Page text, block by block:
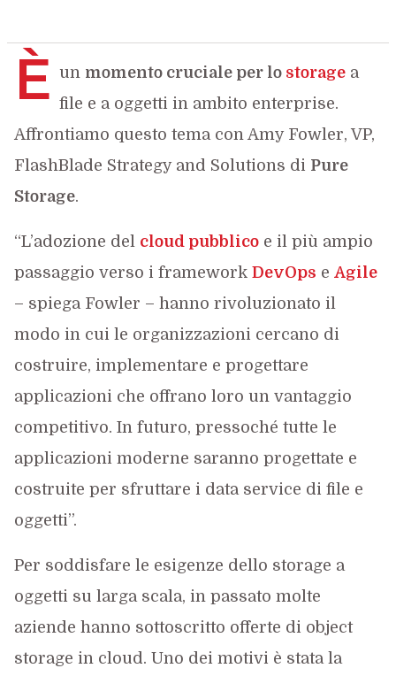
È un momento cruciale per lo storagea
file e a oggetti in ambito enterprise.
Affrontiamo questo tema con Amy Fowler, VP,
FlashBlade Strategy and Solutions di Pure
Storage.
“L’adozione del cloud pubblicoe il più ampio
passaggio verso i framework DevOps e Agile
– spiega Fowler – hanno rivoluzionato il
modo in cui le organizzazioni cercano di
costruire, implementare e progettare
applicazioni che offrano loro un vantaggio
competitivo. In futuro, pressoché tutte le
applicazioni moderne saranno progettate e
costruite per sfruttare i data service di file e
oggetti”.
Per soddisfare le esigenze dello storage a
oggetti su larga scala, in passato molte
aziende hanno sottoscritto offerte di object
storage in cloud. Uno dei motivi è stata la